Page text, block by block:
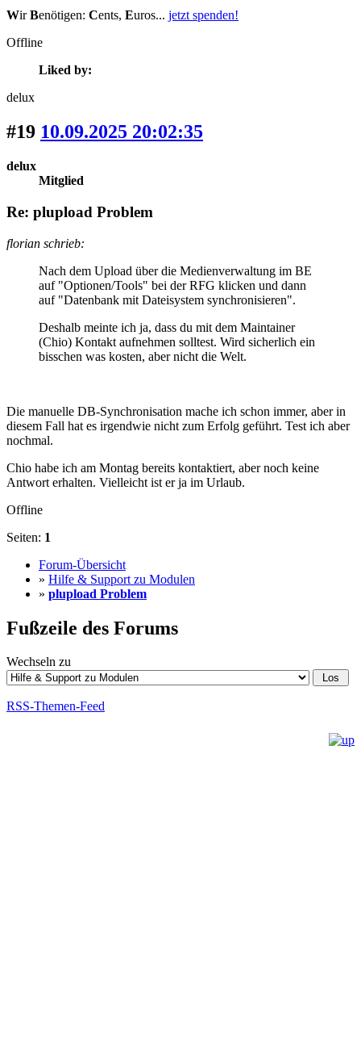
WirBenötigen: Cents, Euros... jetzt spenden!
Offline
Liked by:
delux
#19 10.09.2025 20:02:35
delux
Mitglied
Re: plupload Problem
florian schrieb:
Nach dem Upload über die Medienverwaltung im BE
auf "Optionen/Tools" bei der RFG klicken und dann
auf "Datenbank mit Dateisystem synchronisieren".
Deshalb meinte ich ja, dass du mit dem Maintainer
(Chio) Kontakt aufnehmen solltest. Wird sicherlich ein
bisschen was kosten, aber nicht die Welt.
Die manuelle DB-Synchronisation mache ich schon immer, aber in
diesem Fall hat es irgendwie nicht zum Erfolg geführt. Test ich aber
nochmal.
Chio habe ich am Montag bereits kontaktiert, aber noch keine
Antwort erhalten. Vielleicht ist er ja im Urlaub.
Offline
Seiten: 1
Forum-Übersicht
» Hilfe & Support zu Modulen
» plupload Problem
Fußzeile des Forums
Wechseln zu
RSS-Themen-Feed